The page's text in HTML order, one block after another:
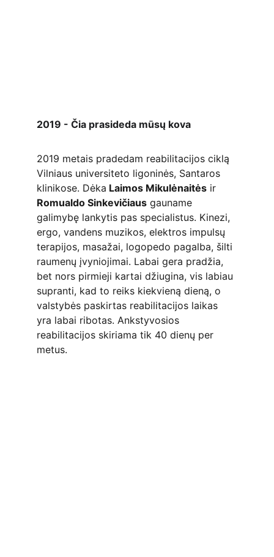
2019 - Čia prasideda mūsų kova
2019 metais pradedam reabilitacijos ciklą
Vilniaus universiteto ligoninės, Santaros
klinikose. Dėka Laimos Mikulėnaitės ir
Romualdo Sinkevičiaus gauname
galimybę lankytis pas specialistus. Kinezi,
ergo, vandens muzikos, elektros impulsų
terapijos, masažai, logopedo pagalba, šilti
raumenų įvyniojimai. Labai gera pradžia,
bet nors pirmieji kartai džiugina, vis labiau
supranti, kad to reiks kiekvieną dieną, o
valstybės paskirtas reabilitacijos laikas
yra labai ribotas. Ankstyvosios
reabilitacijos skiriama tik 40 dienų per
metus.